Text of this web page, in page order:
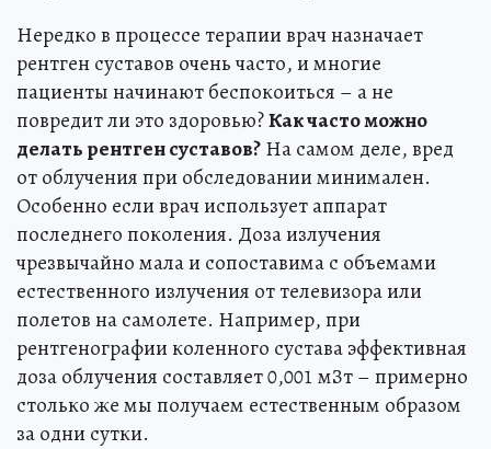
Нередко в процессе терапии врач назначает
рентген суставов очень часто, и многие
пациенты начинают беспокоиться – а не
повредит ли это здоровью?Как часто можно
делать рентген суставов?На самом деле, вред
от облучения при обследовании минимален.
Особенно если врач использует аппарат
последнего поколения. Доза излучения
чрезвычайно мала и сопоставима с объемами
естественного излучения от телевизора или
полетов на самолете. Например, при
рентгенографии коленного сустава эффективная
доза облучения составляет 0,001 мЗт – примерно
столько же мы получаем естественным образом
за одни сутки.